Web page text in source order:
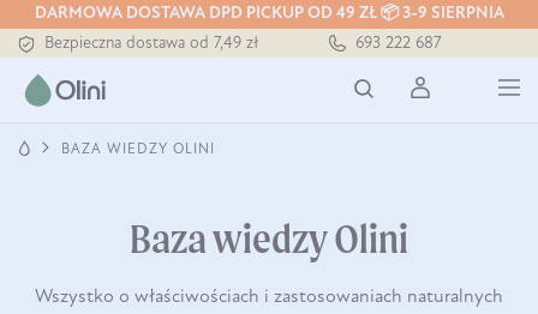
DARMOWA DOSTAWA DPD PICKUP OD 49 ZŁ 📦 3-9 SIERPNIA
Tłoczony zawsze na zimno
Bezpieczna dostawa od 7,49 zł
Tłoczony zawsze na zimno
693 222 687
BAZA WIEDZY OLINI
Baza wiedzy Olini
Wszystko o właściwościach i zastosowaniach naturalnych